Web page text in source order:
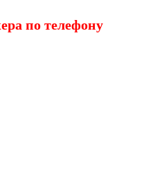
по телефону